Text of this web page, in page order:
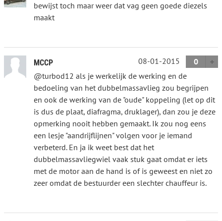
bewijst toch maar weer dat vag geen goede diezels
maakt
MCCP 08-01-2015
0
@turbod12 als je werkelijk de werking en de
bedoeling van het dubbelmassavlieg zou begrijpen
en ook de werking van de "oude" koppeling (let op dit
is dus de plaat, diafragma, druklager), dan zou je deze
opmerking nooit hebben gemaakt. Ik zou nog eens
een lesje "aandrijflijnen" volgen voor je iemand
verbeterd. En ja ik weet best dat het
dubbelmassavliegwiel vaak stuk gaat omdat er iets
met de motor aan de hand is of is geweest en niet zo
zeer omdat de bestuurder een slechter chauffeur is.